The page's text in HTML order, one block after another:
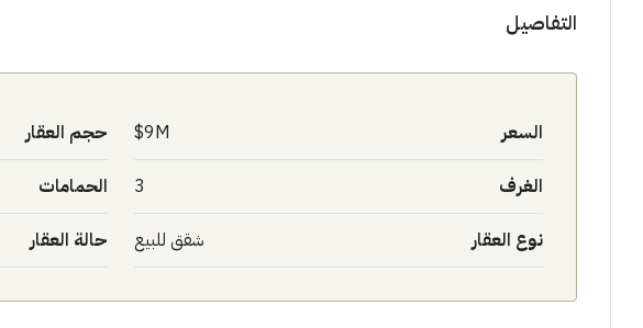
التفاصيل
السعر 9M$ حجم العقار
الغرف 3 الحمامات
نوع العقار شقق للبيع حالة العقار